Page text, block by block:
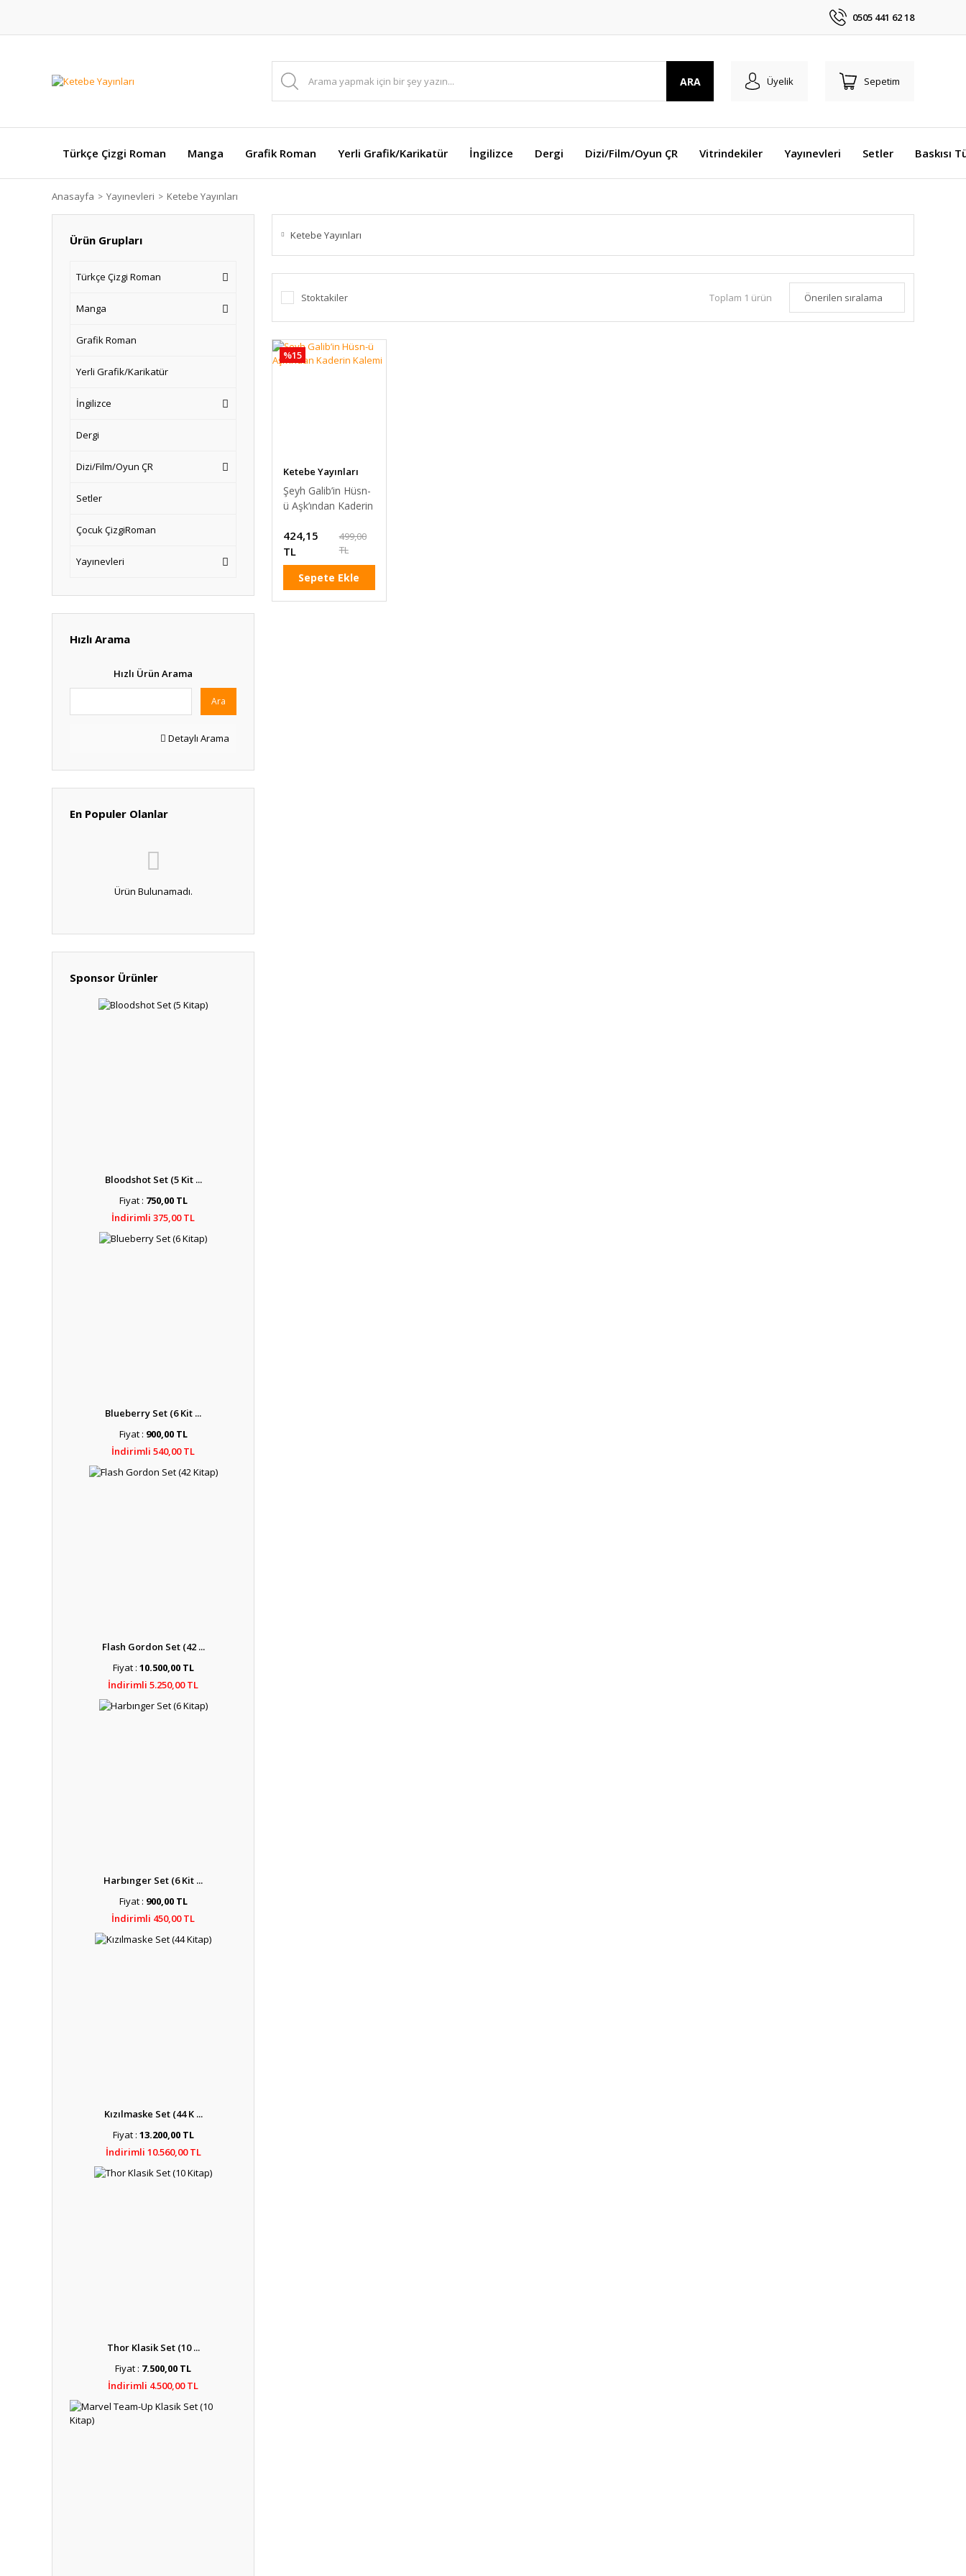
0505 441 62 18
ARA Üyelik Sepetim
Türkçe Çizgi Roman Manga Grafik Roman Yerli Grafik/Karikatür İngilizce Dergi Dizi/Film/Oyun ÇR Vitrindekiler Yayınevleri Setler Baskısı
Anasayfa Yayınevleri Ketebe Yayınları
Ürün Grupları
Türkçe Çizgi Roman
Manga
Grafik Roman
Yerli Grafik/Karikatür
İngilizce
Dergi
Dizi/Film/Oyun ÇR
Setler
Çocuk ÇizgiRoman
Yayınevleri
Hızlı Arama
Hızlı Ürün Arama
Ara
Detaylı Arama
En Populer Olanlar
Ürün Bulunamadı.
Sponsor Ürünler
Bloodshot Set (5 Kit ...
Fiyat : 750,00 TL
İndirimli 375,00 TL
Blueberry Set (6 Kit ...
Fiyat : 900,00 TL
İndirimli 540,00 TL
Flash Gordon Set (42 ...
Fiyat : 10.500,00 TL
İndirimli 5.250,00 TL
Harbınger Set (6 Kit ...
Fiyat : 900,00 TL
İndirimli 450,00 TL
Kızılmaske Set (44 K ...
Fiyat : 13.200,00 TL
İndirimli 10.560,00 TL
Thor Klasik Set (10 ...
Fiyat : 7.500,00 TL
İndirimli 4.500,00 TL
Ketebe Yayınları
Stoktakiler Toplam 1 ürün
%15
Ketebe Yayınları
Şeyh Galib’in Hüsn-
ü Aşk’ından Kaderin
424,15
TL
499,00
TL
Sepete Ekle